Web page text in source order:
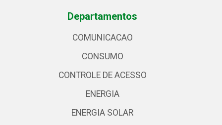
Departamentos
COMUNICACAO
CONSUMO
CONTROLE DE ACESSO
ENERGIA
ENERGIA SOLAR